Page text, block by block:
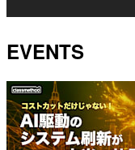
EVENTS